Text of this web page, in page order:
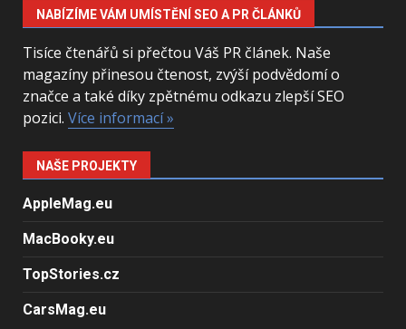
NABÍZÍME VÁM UMÍSTĚNÍ SEO A PR ČLÁNKŮ
Tisíce čtenářů si přečtou Váš PR článek. Naše
magazíny přinesou čtenost, zvýší podvědomí o
značce a také díky zpětnému odkazu zlepší SEO
pozici. Více informací »
NAŠE PROJEKTY
AppleMag.eu
MacBooky.eu
TopStories.cz
CarsMag.eu